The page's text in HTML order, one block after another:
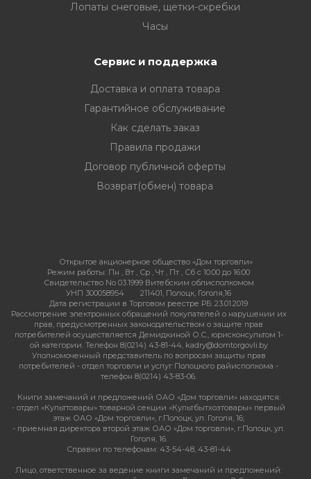
Лопаты снеговые, щетки-скребки
Часы
Сервис и поддержка
Доставка и оплата товара
Гарантийное обслуживание
Как сделать заказ
Правила продажи
Договор публичной оферты
Возврат(обмен) товара
Открытое акционерное общество «Дом торговли»
Режим работы: Пн , Вт , Ср , Чт , Пт , Сб c 10:00 до 16:00
Свидетельство No 03.1999 Витебским облисполкомом
УНП 300058954
211401, Полоцк, Гоголя,16
Дата регистрации в Торговом реестре РБ: 23.01.2019
Рассмотрение электронных обращений покупателей о нарушении их
прав, предусмотренных законодательством о защите прав
потребителей осуществляется Демидкиной О.С., юрисконсультом 1-
ой категории. Телефон 8(0214) 43-81-44, kadry@domtorgovli.by
Уполномоченный представитель по вопросам защиты прав
потребителей - отдел торговли и услуг Полоцкого райисполкома -
телефон 8(0214) 43-83-06.
Книги замечаний и предложений ОАО «Дом торговли» находятся:
- отдел «Культтовары» товарной секции «Культбытхозтовары» первый
этаж ОАО «Дом торговли», г.Полоцк, ул. Гоголя, 16;
- приемная директора второй этаж ОАО «Дом торговли», г.Полоцк, ул.
Гоголя, 16.
Справки по телефонам: 43-54-48, 43-81-44
Лицо, ответственное за ведение книги замечаний и предложений: